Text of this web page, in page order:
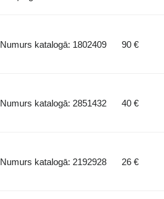
Numurs katalogā: 1802409 90 €
Numurs katalogā: 2851432 40 €
Numurs katalogā: 2192928 26 €